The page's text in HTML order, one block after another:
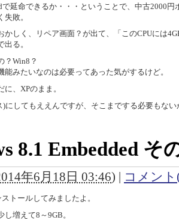
で延命できるか・・・ということで、中古2000
敗。
かしく、リペア画面？が出て、「このCPUには
る。
？Win8？
能みたいなのは必要ってあった気がするけど。
、XPのまま。
)にしてもええんですが、そこまでする必要もない
8.1 Embedded そ
年6月18日 03:46) コメント
トールしてみましたよ。
増えて8～9GB。